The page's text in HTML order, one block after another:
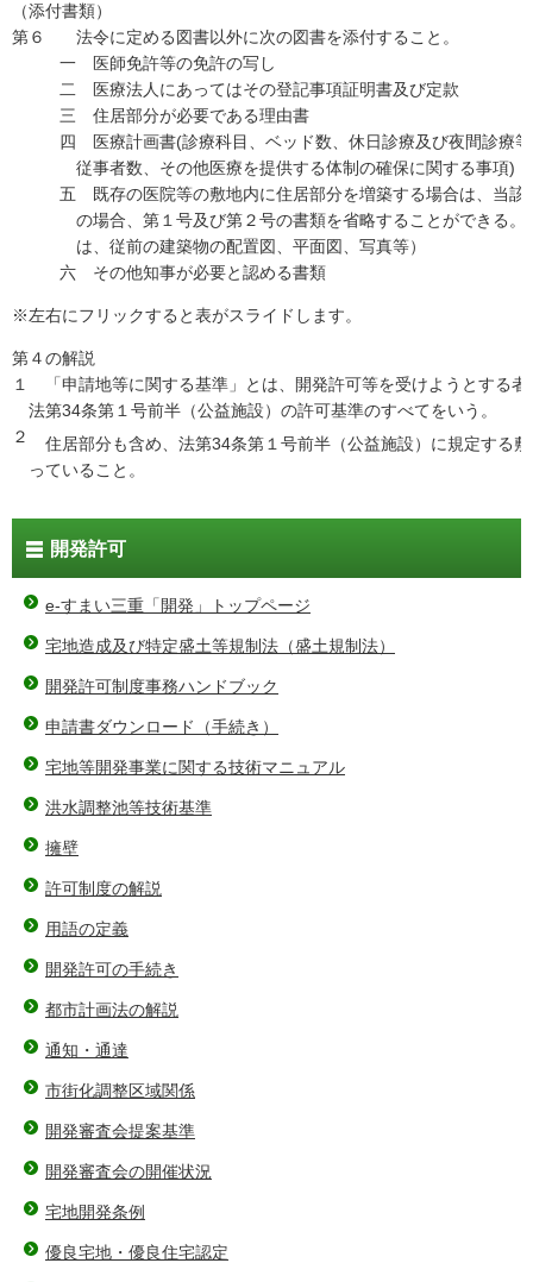
（添付書類）
第６
法令に定める図書以外に次の図書を添付すること。
一 医師免許等の免許の写し
二
医療法人にあってはその登記事項証明書及び定款
三 住居部分が必要である理由書
四 医療計画書(診療科目、ベッド数、休日診療及び夜間診療
従事者数、その他医療を提供する体制の確保に関する事項)
五 既存の医院等の敷地内に住居部分を増築する場合は、当該
の場合、第１号及び第２号の書類を省略することができる
は、従前の建築物の配置図、平面図、写真等）
六 その他知事が必要と認める書類
※左右にフリックすると表がスライドします。
第４の解説
１
「申請地等に関する基準」とは、開発許可等を受けようとする
法第34条第１号前半（公益施設）の許可基準のすべてをいう。
２
住居部分も含め、法第34条第１号前半（公益施設）に規定する
っていること。
開発許可
e-すまい三重「開発」トップページ
宅地造成及び特定盛土等規制法（盛土規制法）
開発許可制度事務ハンドブック
申請書ダウンロード（手続き）
宅地等開発事業に関する技術マニュアル
洪水調整池等技術基準
擁壁
許可制度の解説
用語の定義
開発許可の手続き
都市計画法の解説
通知・通達
市街化調整区域関係
開発審査会提案基準
開発審査会の開催状況
宅地開発条例
優良宅地・優良住宅認定